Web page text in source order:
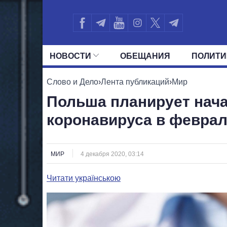
НОВОСТИ ОБЕЩАНИЯ
ВСЕ ПОЛИТИКИ ПРЕЗИДЕНТ И
Слово и Дело›Лента публикаций›Мир
Польша планирует
коронавируса в
МИР 4 декабря 2020, 03:14
Читати українською